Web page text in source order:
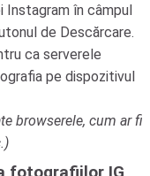
Instagram în câmpul
de Descărcare.
ca serverele
pe dispozitivul
browserele, cum ar fi
fotografiilor IG